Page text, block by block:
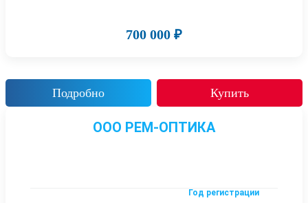
700 000 ₽
Подробно Купить
ООО РЕМ-ОПТИКА
Год регистрации